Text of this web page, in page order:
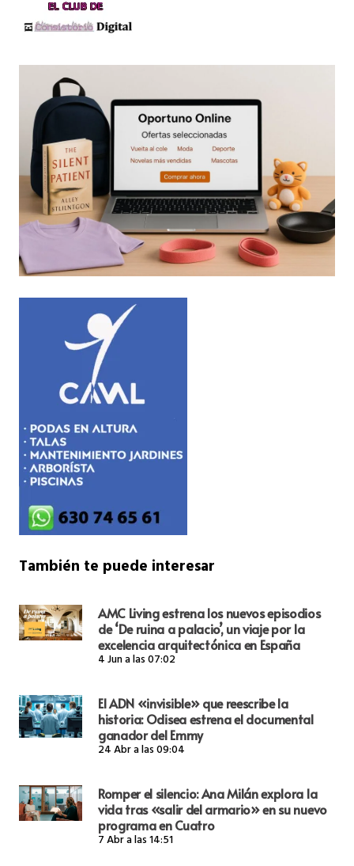
También te puede interesar
AMC Living estrena los nuevos episodios
de ‘De ruina a palacio’, un viaje por la
excelencia arquitectónica en España
4 Jun a las 07:02
El ADN «invisible» que reescribe la
historia: Odisea estrena el documental
ganador del Emmy
24 Abr a las 09:04
Romper el silencio: Ana Milán explora la
vida tras «salir del armario» en su nuevo
programa en Cuatro
7 Abr a las 14:51